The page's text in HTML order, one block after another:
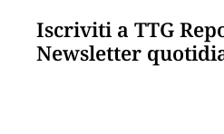
Iscriviti a TTG
Newsletter